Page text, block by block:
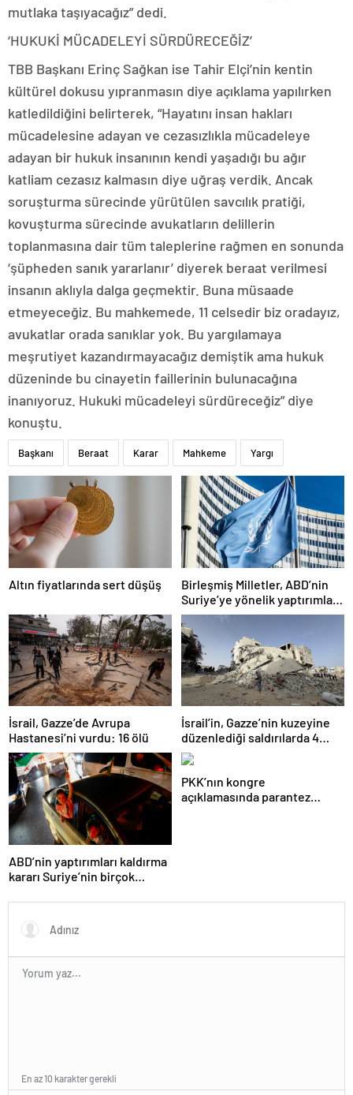
mutlaka taşıyacağız” dedi.
‘HUKUKİ MÜCADELEYİ SÜRDÜRECEĞİZ’
TBB Başkanı Erinç Sağkan ise Tahir Elçi’nin kentin
kültürel dokusu yıpranmasın diye açıklama yapılırken
katledildiğini belirterek, “Hayatını insan hakları
mücadelesine adayan ve cezasızlıkla mücadeleye
adayan bir hukuk insanının kendi yaşadığı bu ağır
katliam cezasız kalmasın diye uğraş verdik. Ancak
soruşturma sürecinde yürütülen savcılık pratiği,
kovuşturma sürecinde avukatların delillerin
toplanmasına dair tüm taleplerine rağmen en sonunda
‘şüpheden sanık yararlanır’ diyerek beraat verilmesi
insanın aklıyla dalga geçmektir. Buna müsaade
etmeyeceğiz. Bu mahkemede, 11 celsedir biz oradayız,
avukatlar orada sanıklar yok. Bu yargılamaya
meşrutiyet kazandırmayacağız demiştik ama hukuk
düzeninde bu cinayetin faillerinin bulunacağına
inanıyoruz. Hukuki mücadeleyi sürdüreceğiz” diye
konuştu.
Başkanı Beraat Karar Mahkeme Yargı
Altın fiyatlarında sert düşüş
Birleşmiş Milletler, ABD’nin
Suriye’ye yönelik yaptırımları
kaldırma kararından memnun
İsrail, Gazze’de Avrupa
Hastanesi’ni vurdu: 16 ölü
İsrail’in, Gazze’nin kuzeyine
düzenlediği saldırılarda 4
Filistinli öldü
ABD’nin yaptırımları kaldırma
kararı Suriye’nin birçok
PKK’nın kongre
açıklamasında parantez
En az 10 karakter gerekli